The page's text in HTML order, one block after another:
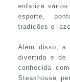
enfatiza
esporte,
tradições e
Além disso, a
divertida e de
conhecida
Steakhouse